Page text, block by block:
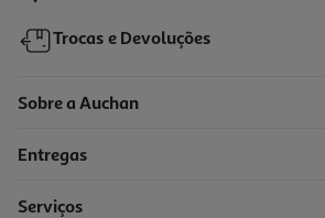
Trocas e Devoluções
Sobre a Auchan
Entregas
Serviços